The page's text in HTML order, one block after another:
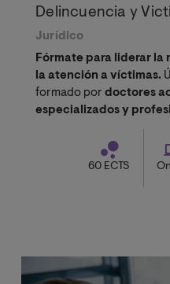
Delincuencia y
Jurídico
Fórmate para liderar la
la atención a víctimas.
formado pordoctores
especializados y
intervención
con validez
60 ECTS